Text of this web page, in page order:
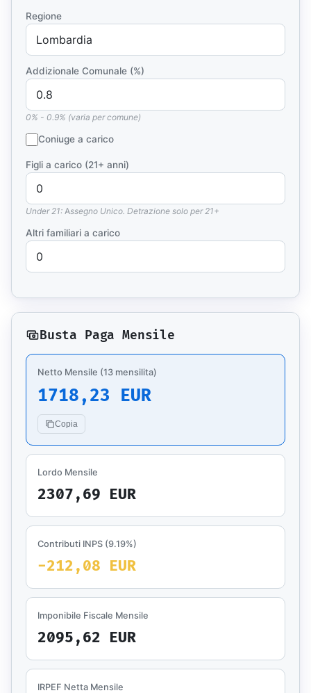
Regione
Addizionale Comunale (%)
0% - 0.9% (varia per comune)
Coniuge a carico
Figli a carico (21+ anni)
Under 21: Assegno Unico. Detrazione solo per 21+
Altri familiari a carico
Busta Paga Mensile
Netto Mensile (13 mensilita)
1718,23 EUR
Copia
Lordo Mensile
2307,69 EUR
Contributi INPS (9.19%)
-212,08 EUR
Imponibile Fiscale Mensile
2095,62 EUR
IRPEF Netta Mensile